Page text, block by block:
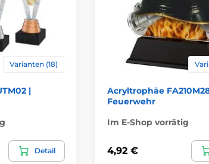
Varianten (18)
|
Detail
Acryltrophäe
Feuerwehr
Im E-Shop vorrätig
4,92 €